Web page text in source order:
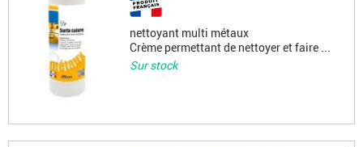
nettoyant multi métaux
Crème permettant de nettoyer et faire ...
Sur stock